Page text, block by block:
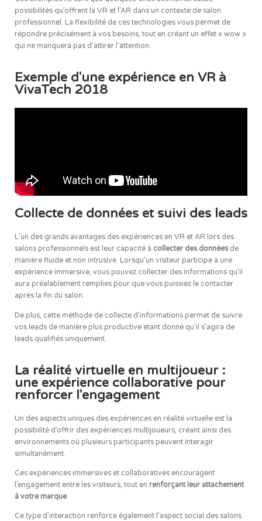
possibilités qu’offrent la VR et l’AR dans un contexte de salon
professionnel. La flexibilité de ces technologies vous permet de
répondre précisément à vos besoins, tout en créant un effet « wow »
qui ne manquera pas d’attirer l’attention.
Exemple d'une expérience en VR à
VivaTech 2018
Collecte de données et suivi des leads
L’un des grands avantages des expériences en VR et AR lors des
salons professionnels est leur capacité à collecter des donnéesde
manière fluide et non intrusive. Lorsqu’un visiteur participe à une
expérience immersive, vous pouvez collecter des informations qu’il
aura préalablement remplies pour que vous puissiez le contacter
après la fin du salon.
De plus, cette méthode de collecte d’informations permet de suivre
vos leads de manière plus productive étant donné qu’il s’agira de
leads qualifiés uniquement.
La réalité virtuelle en multijoueur :
une expérience collaborative pour
renforcer l'engagement
Un des aspects uniques des expériences en réalité virtuelle est la
possibilité d’offrir des expériences multijoueurs, créant ainsi des
environnements où plusieurs participants peuvent interagir
simultanément.
Ces expériences immersives et collaboratives encouragent
l’engagement entre les visiteurs, tout en renforçant leur attachement
à votre marque.
Ce type d’interaction renforce également l’aspect social des salons